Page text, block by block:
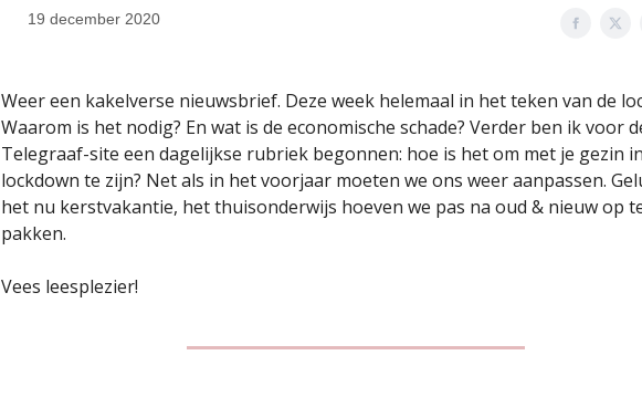
19 december 2020
Weer een kakelverse nieuwsbrief. Deze week helemaal in het teken van de
Waarom is het nodig? En wat is de economische schade? Verder ben ik voor
Telegraaf-site een dagelijkse rubriek begonnen: hoe is het om met je gezin in
lockdown te zijn? Net als in het voorjaar moeten we ons weer aanpassen.
het nu kerstvakantie, het thuisonderwijs hoeven we pas na oud & nieuw op
pakken.
Vees leesplezier!